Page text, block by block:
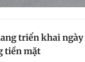
triển khai
tiền mặt